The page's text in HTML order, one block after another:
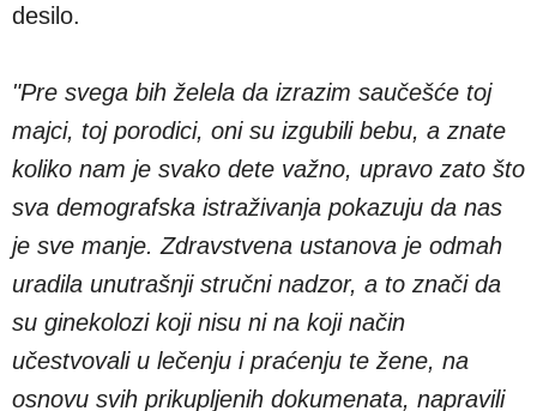
desilo.
"Pre svega bih želela da izrazim saučešće toj
majci, toj porodici, oni su izgubili bebu, a znate
koliko nam je svako dete važno, upravo zato što
sva demografska istraživanja pokazuju da nas
je sve manje. Zdravstvena ustanova je odmah
uradila unutrašnji stručni nadzor, a to znači da
su ginekolozi koji nisu ni na koji način
učestvovali u lečenju i praćenju te žene, na
osnovu svih prikupljenih dokumenata, napravili